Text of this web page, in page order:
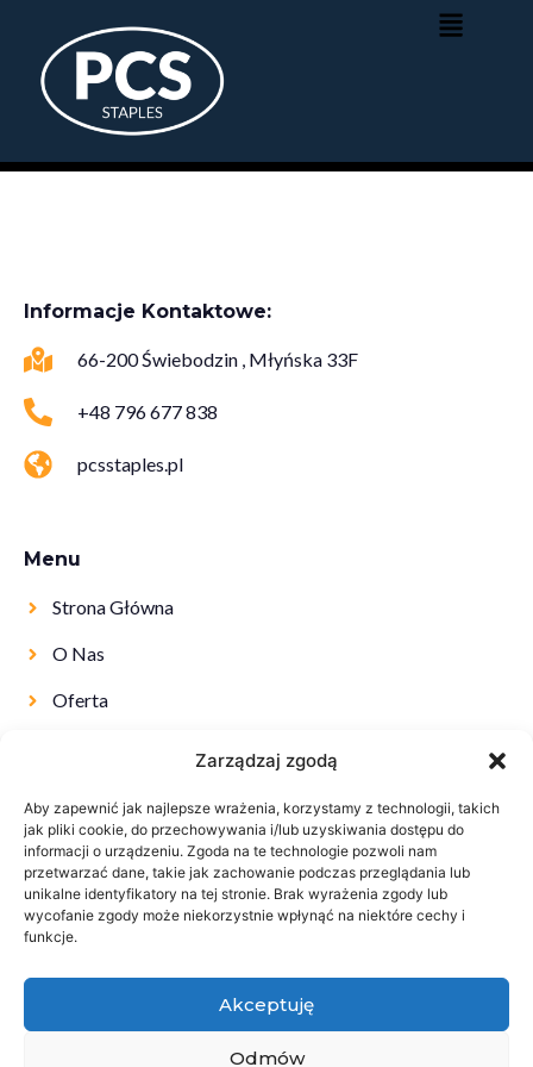
Zarządzaj zgodą
Aby zapewnić jak najlepsze wrażenia, korzystamy z technologii, takich
jak pliki cookie, do przechowywania i/lub uzyskiwania dostępu do
informacji o urządzeniu. Zgoda na te technologie pozwoli nam
przetwarzać dane, takie jak zachowanie podczas przeglądania lub
unikalne identyfikatory na tej stronie. Brak wyrażenia zgody lub
wycofanie zgody może niekorzystnie wpłynąć na niektóre cechy i
funkcje.
Akceptuję
Odmów
Menu
Strona Główna
O Nas
Oferta
Informacje Kontaktowe:
66-200 Świebodzin , Młyńska 33F
+48 796 677 838
pcsstaples.pl